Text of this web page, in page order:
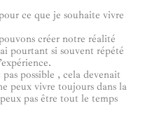
ce que je souhaite vivre
créer notre réalité
pourtant si souvent répété
possible , cela devenait
peux vivre toujours dans la
pas être tout le temps